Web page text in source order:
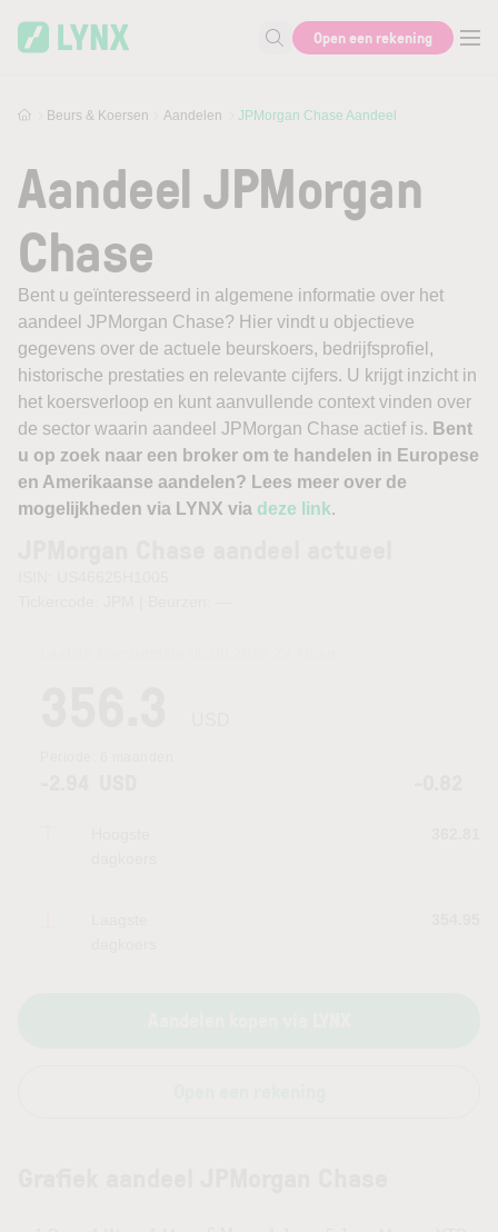
Zoek naar informatie
Open een rekening
Beurs & Koersen Aandelen JPMorgan Chase Aandeel
Aandeel JPMorgan
Chase
Bent u geïnteresseerd in algemene informatie over het
aandeel JPMorgan Chase? Hier vindt u objectieve
gegevens over de actuele beurskoers, bedrijfsprofiel,
historische prestaties en relevante cijfers. U krijgt inzicht in
het koersverloop en kunt aanvullende context vinden over
de sector waarin aandeel JPMorgan Chase actief is. Bent
u op zoek naar een broker om te handelen in Europese
en Amerikaanse aandelen? Lees meer over de
mogelijkheden via LYNX via deze link.